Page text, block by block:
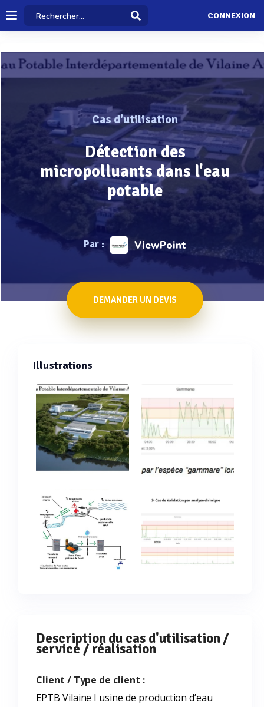
CONNEXION
Cas d'utilisation
Détection des
micropolluants dans l'eau
potable
Par : ViewPoint
DEMANDER UN DEVIS
Illustrations
Description du cas d'utilisation /
service / réalisation
Client / Type de client :
EPTB Vilaine I usine de production d’eau